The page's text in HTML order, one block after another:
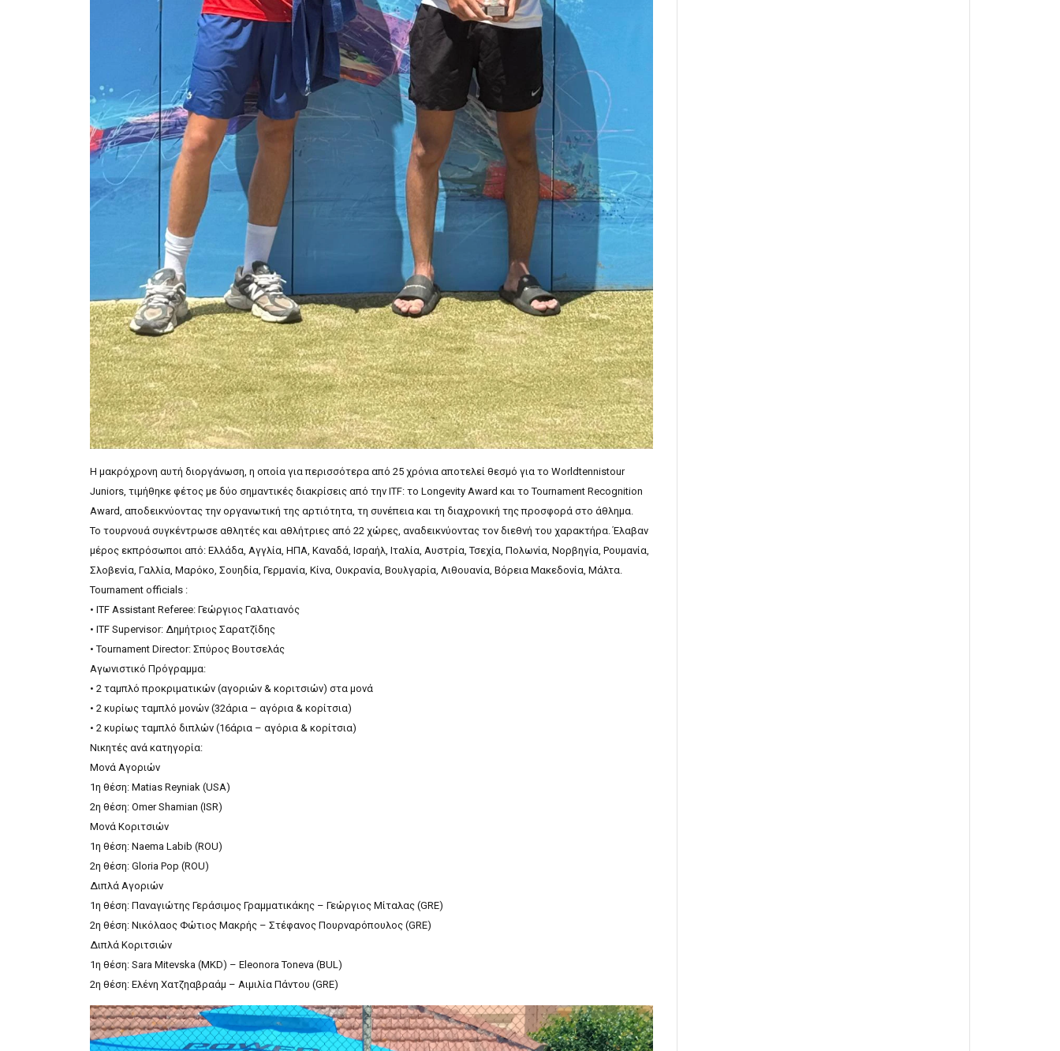
Η μακρόχρονη αυτή διοργάνωση, η οποία για περισσότερα από 25 χρόνια αποτελεί θεσμό για το Worldtennistour
Juniors, τιμήθηκε φέτος με δύο σημαντικές διακρίσεις από την ITF: το Longevity Award και το Tournament Recognition
Award, αποδεικνύοντας την οργανωτική της αρτιότητα, τη συνέπεια και τη διαχρονική της προσφορά στο άθλημα.
Το τουρνουά συγκέντρωσε αθλητές και αθλήτριες από 22 χώρες, αναδεικνύοντας τον διεθνή του χαρακτήρα. Έλαβαν
μέρος εκπρόσωποι από: Ελλάδα, Αγγλία, ΗΠΑ, Καναδά, Ισραήλ, Ιταλία, Αυστρία, Τσεχία, Πολωνία, Νορβηγία, Ρουμανία,
Σλοβενία, Γαλλία, Μαρόκο, Σουηδία, Γερμανία, Κίνα, Ουκρανία, Βουλγαρία, Λιθουανία, Βόρεια Μακεδονία, Μάλτα.
Tournament officials :
• ITF Assistant Referee: Γεώργιος Γαλατιανός
• ITF Supervisor: Δημήτριος Σαρατζίδης
• Tournament Director: Σπύρος Βουτσελάς
Αγωνιστικό Πρόγραμμα:
• 2 ταμπλό προκριματικών (αγοριών & κοριτσιών) στα μονά
• 2 κυρίως ταμπλό μονών (32άρια – αγόρια & κορίτσια)
• 2 κυρίως ταμπλό διπλών (16άρια – αγόρια & κορίτσια)
Νικητές ανά κατηγορία:
Μονά Αγοριών
1η θέση: Matias Reyniak (USA)
2η θέση: Omer Shamian (ISR)
Μονά Κοριτσιών
1η θέση: Naema Labib (ROU)
2η θέση: Gloria Pop (ROU)
Διπλά Αγοριών
1η θέση: Παναγιώτης Γεράσιμος Γραμματικάκης – Γεώργιος Μίταλας (GRE)
2η θέση: Νικόλαος Φώτιος Μακρής – Στέφανος Πουρναρόπουλος (GRE)
Διπλά Κοριτσιών
1η θέση: Sara Mitevska (MKD) – Eleonora Toneva (BUL)
2η θέση: Ελένη Χατζηαβραάμ – Αιμιλία Πάντου (GRE)